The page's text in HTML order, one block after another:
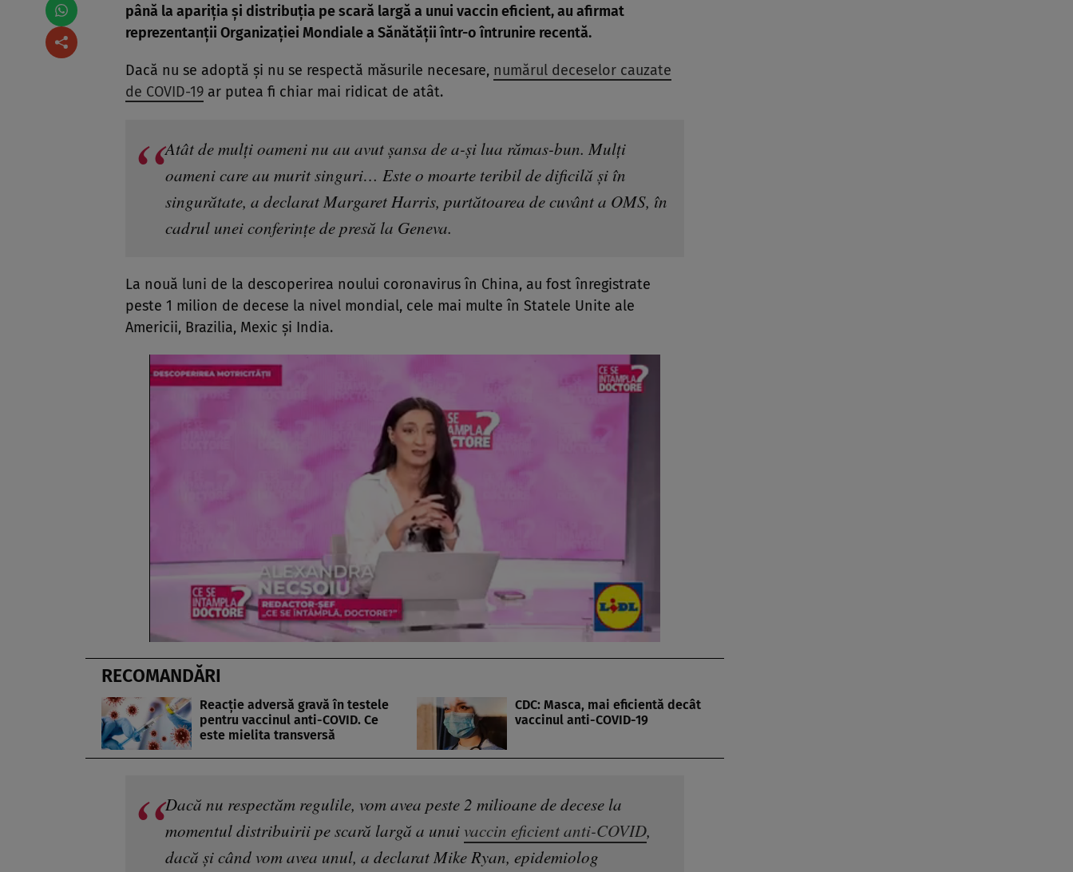
până la apariția și distribuția pe scară largă a unui vaccin eficient, au afirmat
reprezentanții Organizației Mondiale a Sănătății într-o întrunire recentă.
Dacă nu se adoptă și nu se respectă măsurile necesare, numărul deceselor cauzate
de COVID-19 ar putea fi chiar mai ridicat de atât.
Atât de mulți oameni nu au avut șansa de a-și lua rămas-bun. Mulți
oameni care au murit singuri… Este o moarte teribil de dificilă și în
singurătate, a declarat Margaret Harris, purtătoarea de cuvânt a OMS, în
cadrul unei conferințe de presă la Geneva.
La nouă luni de la descoperirea noului coronavirus în China, au fost înregistrate
peste 1 milion de decese la nivel mondial, cele mai multe în Statele Unite ale
Americii, Brazilia, Mexic și India.
RECOMANDĂRI
Reacţie adversă gravă în testele
pentru vaccinul anti-COVID. Ce
este mielita transversă
CDC: Masca, mai eficientă decât
vaccinul anti-COVID-19
Dacă nu respectăm regulile, vom avea peste 2 milioane de decese la
momentul distribuirii pe scară largă a unui vaccin eficient anti-COVID,
dacă și când vom avea unul, a declarat Mike Ryan, epidemiolog